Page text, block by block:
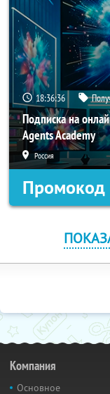
18:36:35
Подписка на
Agents Academy
Россия
Промокод
Компания
Основное